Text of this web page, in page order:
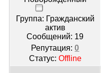
Группа: Гражданский
актив
Сообщений: 19
Репутация:0
Статус: Offline